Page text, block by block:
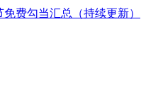
免费勾当汇总（持续更新）